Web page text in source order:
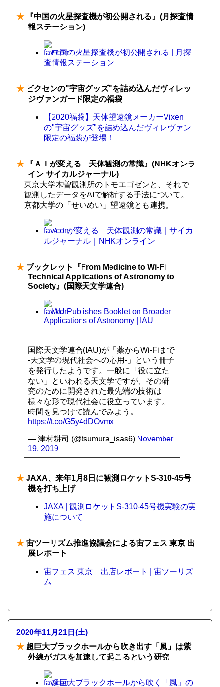
★ 『中国の火星探査機が初公開される』(月探査情
報ステーション)
中国の火星探査機が初公開される | 月探
査情報ステーション
★ ビクセンの"宇宙グッズ"を詰め込んだヴィレッ
ジヴァンガード限定の福袋
【2020福袋】天体望遠鏡メーカーVixen
の"宇宙グッズ"を詰め込んだヴィレヴァン
限定の福袋が登場！
★ 『ＡＩが変える 天体観測の常識』(NHKオンラ
イン サイカルジャーナル)
東京大学木曽観測所のトモエゴゼンと、それで
観測したデータをAIで解析する手法について。
京都大学の「せいめい」望遠鏡とも連携。
ＡＩが変える 天体観測の常識｜サイカ
ルジャーナル｜NHKオンライン
★ ブックレット『From Medicine to Wi-Fi
Technical Applications of Astronomy to
Society』(国際天文学連合)
IAU Publishes Booklet on Broader
Applications of Astronomy | IAU
国際天文学連合(IAU)が「薬からWi-Fiまで
-天文学の現代社会への応用-」という冊子
を発行したようです。一般に「役に立た
ない」といわれる天文学ですが、その研
究のために開発された最先端の技術は
様々な形で現代社会に役立っています。
時間を見つけて読んでみよう。
https://t.co/G5y4dDOvmx
— 津村耕司 (@tsumura_isas6) November
19, 2019
★ JAXA、来年1月8日に観測ロケットS‐310-45号
機を打ち上げ
JAXA | 観測ロケットS‐310-45号機実験の実
施について
★ 宙ツーリズム推進協議会による宙フェス 東京 出
展レポート
宙フェス 東京 出店レポート | 宙ツーリズ
ム
2020年11月21日(土)
★ 超巨大ブラックホールから吹き出す「風」は紫
外線がガスを加速して起こるという研究
超巨大ブラックホールから吹く「風」の